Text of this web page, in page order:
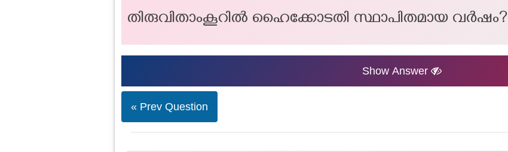
തിരുവിതാംകൂറിൽ ഹൈക്കോടതി സ്ഥാപിതമായ വർഷം?
Show Answer
« Prev Question